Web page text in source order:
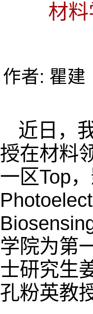
材
作者: 瞿
近日，
授在材料
一区Top
学院为第
士研究生
孔粉英教